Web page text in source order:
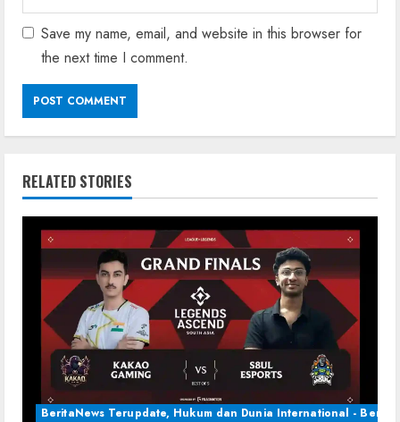
Save my name, email, and website in this browser for
the next time I comment.
RELATED STORIES
BeritaNews Terupdate, Hukum dan Dunia International - Berita